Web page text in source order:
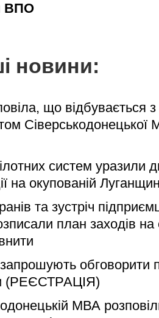
ВПО
новини:
що відбувається з
Сіверськодонецької
систем уразили
на окупованій
та зустріч
план заходів на
обговорити
(РЕЄСТРАЦІЯ)
МВА